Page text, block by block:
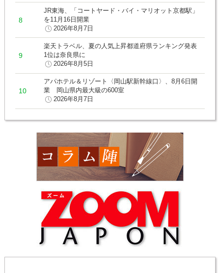
JR東海、「コートヤード・バイ・マリオット京都駅」
を11月16日開業
2026年8月7日
楽天トラベル、夏の人気上昇都道府県ランキング発表
1位は奈良県に
2026年8月5日
アパホテル＆リゾート〈岡山駅新幹線口〉、8月6日開
業 岡山県内最大級の600室
2026年8月7日